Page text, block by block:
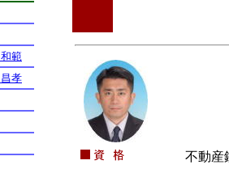
不動産